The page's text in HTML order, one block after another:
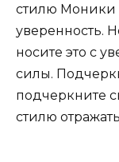
стилю Моники
уверенность.
носите это с
силы.
подчеркните
стилю